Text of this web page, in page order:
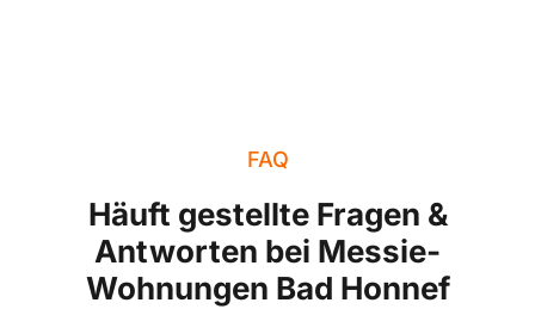
FAQ
Häuft gestellte Fragen &
Antworten bei Messie-
Wohnungen Bad Honnef